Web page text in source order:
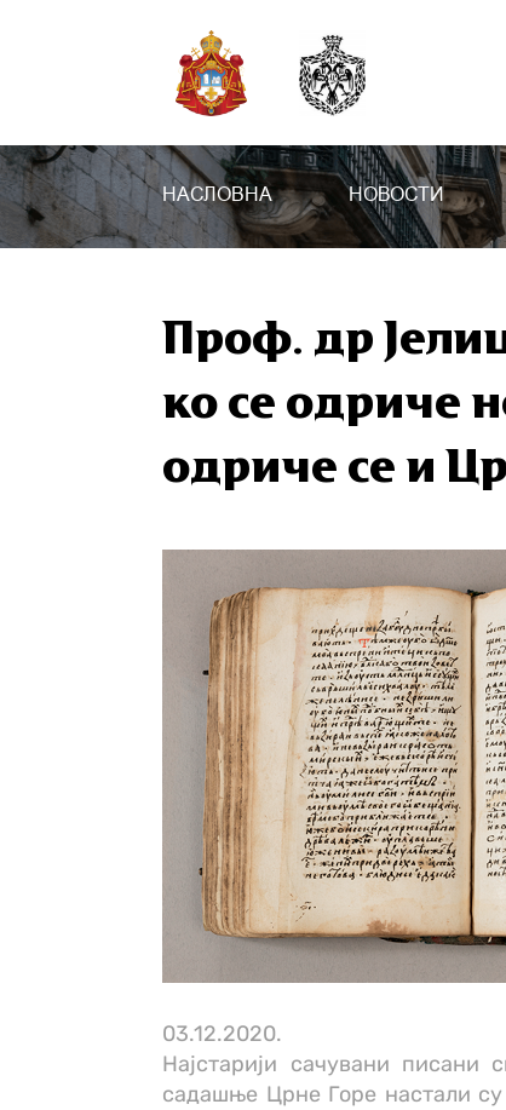
НАСЛОВНА НОВОСТИ
Проф. др
ко се одриче
одриче се и
03.12.2020.
Најстарији сачувани писани
садашње Црне Горе настали су